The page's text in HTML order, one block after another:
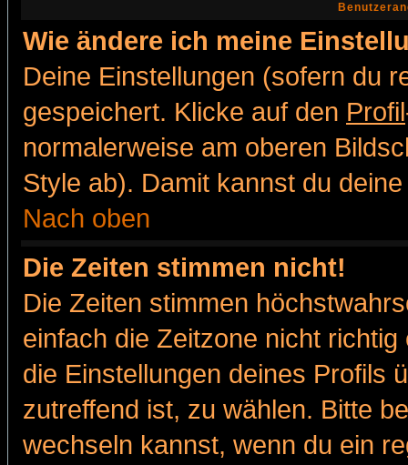
Wie ändere ich meine
Deine Einstellungen (sofern du
gespeichert. Klicke auf den Profil
normalerweise am oberen
Style ab). Damit kannst du
Nach oben
Die Zeiten stimmen nicht!
Die Zeiten stimmen
einfach die Zeitzone nicht
die Einstellungen deines Profils
zutreffend ist, zu wählen. Bitte
wechseln kannst, wenn du ein